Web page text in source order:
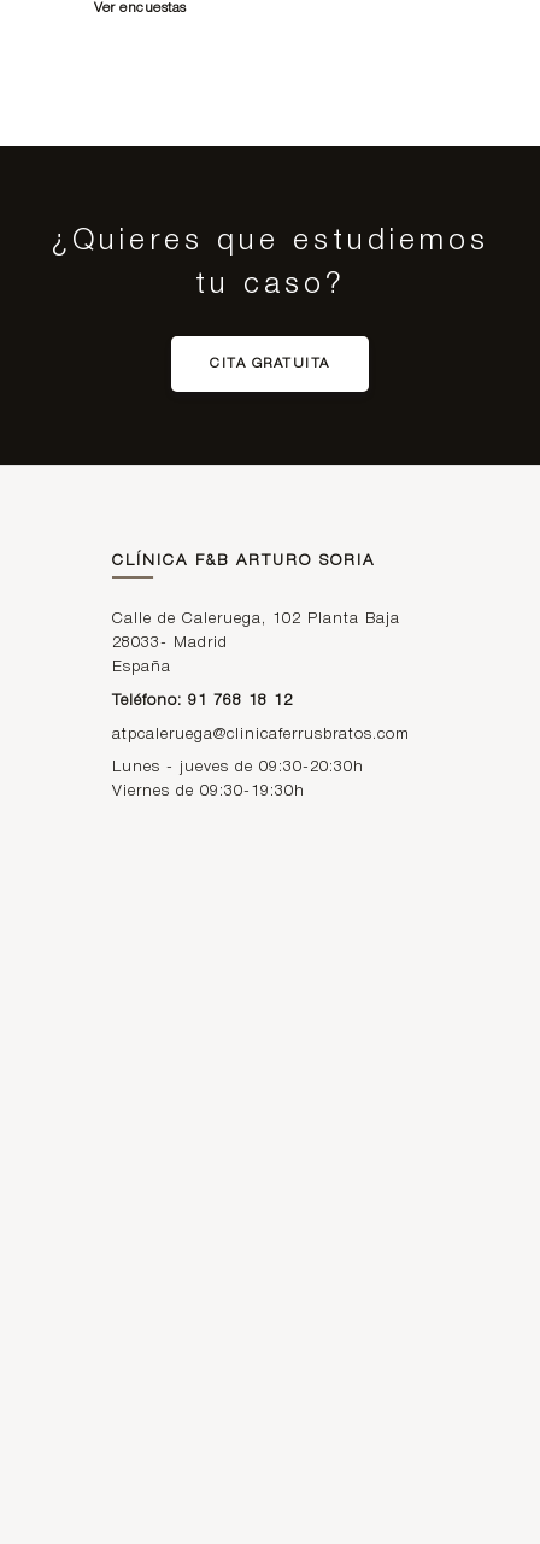
Ver encuestas
¿Quieres que estudiemos
tu caso?
CITA GRATUITA
CLÍNICA F&B ARTURO SORIA
Calle de Caleruega, 102 Planta Baja
28033-
Madrid
España
Teléfono: 91 768 18 12
atpcaleruega@clinicaferrusbratos.com
Lunes - jueves de 09:30-20:30h
Viernes de 09:30-19:30h